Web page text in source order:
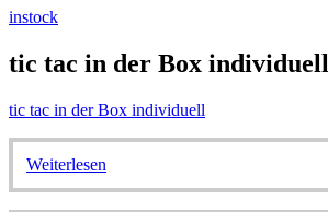
instock
tic tac in der Box individuell
tic tac in der Box individuell
Weiterlesen